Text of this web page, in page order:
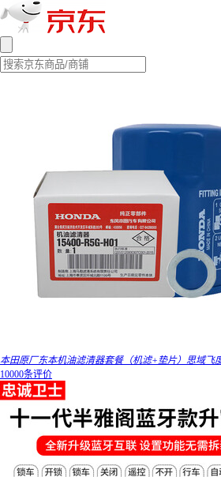
本田原厂东本机油滤清器套餐（机滤+垫片）思域飞
10000条评价